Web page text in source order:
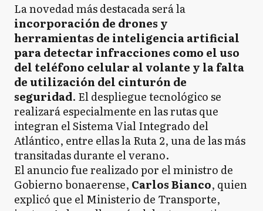
La novedad más destacada será la
incorporación de drones y
herramientas de inteligencia artificial
para detectar infracciones como el uso
del teléfono celular al volante y la falta
de utilización del cinturón de
seguridad. El despliegue tecnológico se
realizará especialmente en las rutas que
integran el Sistema Vial Integrado del
Atlántico, entre ellas la Ruta 2, una de las más
transitadas durante el verano.
El anuncio fue realizado por el ministro de
Gobierno bonaerense, Carlos Bianco, quien
explicó que el Ministerio de Transporte,